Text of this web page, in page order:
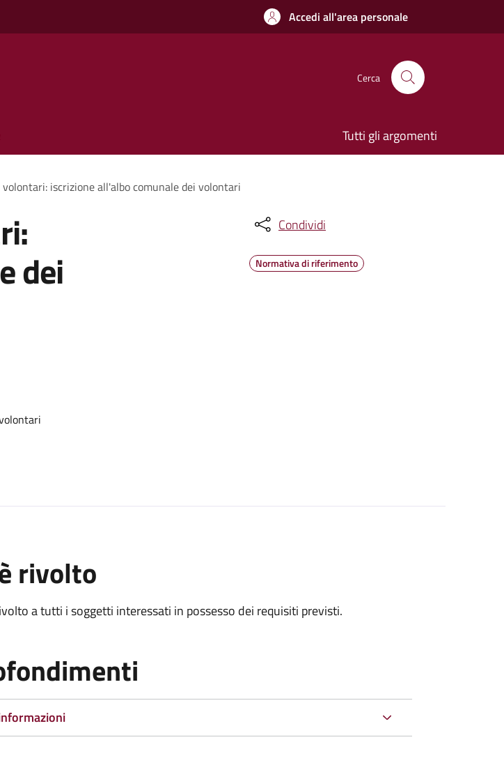
Accedi all'area personale
Cerca
Tutti gli argomenti
iscrizione all'albo comunale dei volontari
dei
Condividi
Normativa di riferimento
rivolto
a tutti i soggetti interessati in possesso dei requisiti previsti.